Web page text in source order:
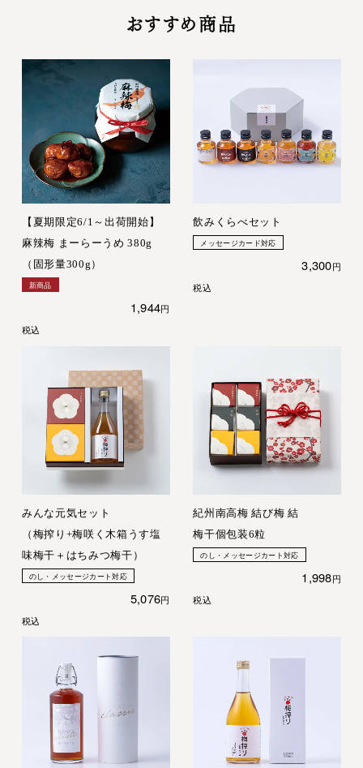
おすすめ商品
【夏期限定6/1～出荷開始】
麻辣梅 まーらーうめ 380g
（固形量300g）
新商品
1,944
税込
飲みくらべセット
メッセージカード対応
3,300
税込
みんな元気セット
（梅搾り+梅咲く木箱うす塩
味梅干＋はちみつ梅干）
のし・メッセージカート対応
5,076
税込
紀州南高梅 結び梅 結
梅干個包装6粒
のし・メッセージカート対応
1,998
税込